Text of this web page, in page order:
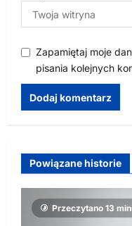
Zapamiętaj moje
pisania kolejnych
Powiązane historie
Przeczytano 13